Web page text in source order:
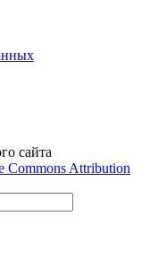
сайта
Commons Attribution